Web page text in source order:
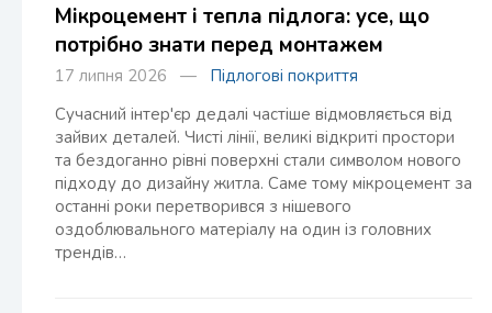
Мікроцемент і тепла підлога: усе, що
потрібно знати перед монтажем
17 липня 2026 — Підлогові покриття
Сучасний інтер'єр дедалі частіше відмовляється від
зайвих деталей. Чисті лінії, великі відкриті простори
та бездоганно рівні поверхні стали символом нового
підходу до дизайну житла. Саме тому мікроцемент за
останні роки перетворився з нішевого
оздоблювального матеріалу на один із головних
трендів…